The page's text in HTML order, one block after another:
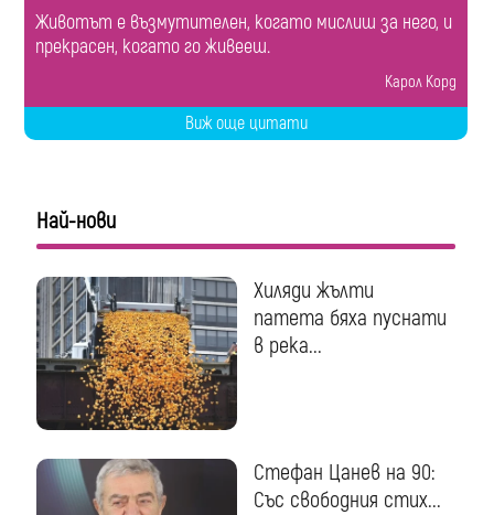
Животът е възмутителен, когато мислиш за него, и
прекрасен, когато го живееш.
Карол Корд
Виж още цитати
Най-нови
Хиляди жълти
патета бяха пуснати
в река...
Стефан Цанев на 90:
Със свободния стих...